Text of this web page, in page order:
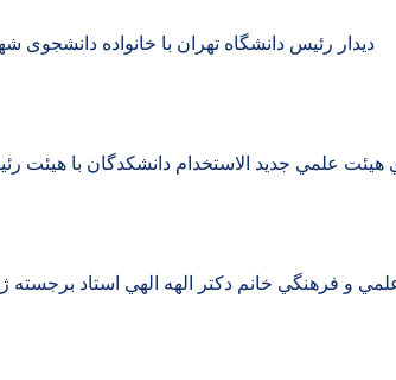
دیدار رئیس دانشگاه تهران با خانواده دانشجوی
علمي جديد الاستخدام دانشكدگان با هيئت
و فرهنگي خانم دكتر الهه الهي استاد